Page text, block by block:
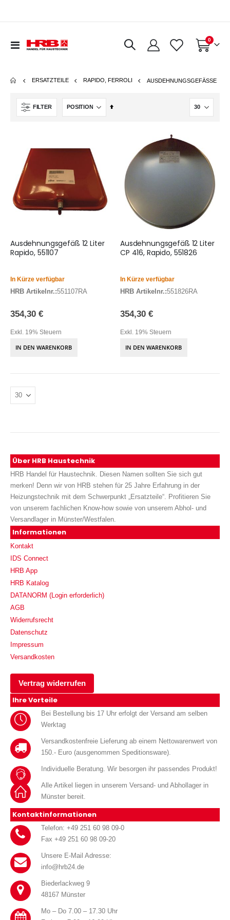
Navigation
Warenkorb
0Artikel
ERSATZTEILE RAPIDO, FERROLI AUSDEHNUNGSGEFÄSSE
FILTER
In
Ausdehnungsgefäß 12 Liter
Rapido, 551107
In Kürze verfügbar
HRB Artikelnr.:551107RA
354,30 €
Exkl. 19% Steuern
IN DEN WARENKORB
Ausdehnungsgefäß 12 Liter
CP 416, Rapido, 551826
In Kürze verfügbar
HRB Artikelnr.:551826RA
354,30 €
Exkl. 19% Steuern
IN DEN WARENKORB
Über HRB Haustechnik
HRB Handel für Haustechnik. Diesen Namen sollten Sie sich gut
merken! Denn wir von HRB stehen für 25 Jahre Erfahrung in der
Heizungstechnik mit dem Schwerpunkt „Ersatzteile“. Profitieren Sie
von unserem fachlichen Know-how sowie von unserem Abhol- und
Versandlager in Münster/Westfalen.
Informationen
Kontakt
IDS Connect
HRB App
HRB Katalog
DATANORM (Login erforderlich)
AGB
Widerrufsrecht
Datenschutz
Impressum
Versandkosten
Vertrag widerrufen
Ihre Vorteile
Bei Bestellung bis 17 Uhr erfolgt der Versand am selben
Werktag
Versandkostenfreie Lieferung ab einem Nettowarenwert von
150.- Euro (ausgenommen Speditionsware).
Individuelle Beratung. Wir besorgen ihr passendes Produkt!
Alle Artikel liegen in unserem Versand- und Abhollager in
Münster bereit.
Kontaktinformationen
Telefon: +49 251 60 98 09-0
Fax +49 251 60 98 09-20
Unsere E-Mail Adresse:
info@hrb24.de
Biederlackweg 9
48167 Münster
Mo – Do 7.00 – 17.30 Uhr